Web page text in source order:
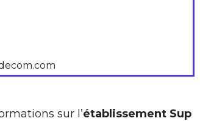
sur l’établissement Sup